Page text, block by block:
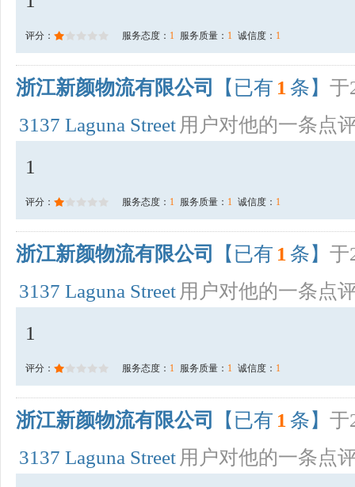
评分： 服务态度： 1 服务质量： 1 诚信度： 1
浙江新颜物流有限公司 【已有 1 条】 于
3137 Laguna Street 用户对他的一条点
1
评分： 服务态度： 1 服务质量： 1 诚信度： 1
浙江新颜物流有限公司 【已有 1 条】 于
3137 Laguna Street 用户对他的一条点
1
评分： 服务态度： 1 服务质量： 1 诚信度： 1
浙江新颜物流有限公司 【已有 1 条】 于
3137 Laguna Street 用户对他的一条点